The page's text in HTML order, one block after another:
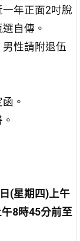
年正面2吋脫
自傳。
性請附退伍
。
(星期四)上午
8時45分前至